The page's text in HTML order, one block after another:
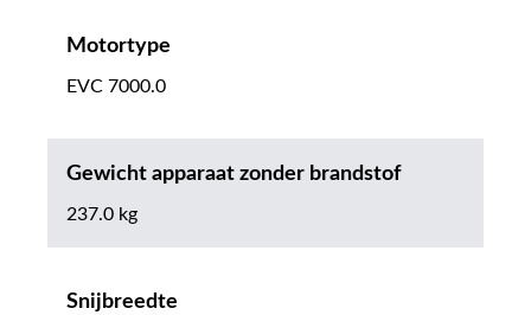
Motortype
EVC 7000.0
Gewicht apparaat zonder brandstof
237.0 kg
Snijbreedte